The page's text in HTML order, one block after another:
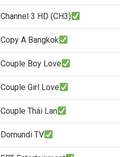
Channel 3 HD (CH3)
Copy A Bangkok
Couple Boy Love
Couple Girl Love
Couple Thái Lan
Domundi TV